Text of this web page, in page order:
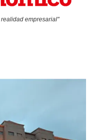
empresarial"